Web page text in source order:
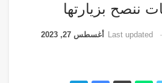
Last updated أغسطس 27, 2023